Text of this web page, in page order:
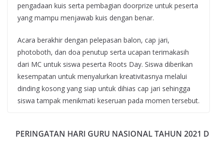
pengadaan kuis serta pembagian doorprize untuk peserta
yang mampu menjawab kuis dengan benar.
Acara berakhir dengan pelepasan balon, cap jari,
photoboth, dan doa penutup serta ucapan terimakasih
dari MC untuk siswa peserta Roots Day. Siswa diberikan
kesempatan untuk menyalurkan kreativitasnya melalui
dinding kosong yang siap untuk dihias cap jari sehingga
siswa tampak menikmati keseruan pada momen tersebut.
PERINGATAN HARI GURU NASIONAL TAHUN 2021 D